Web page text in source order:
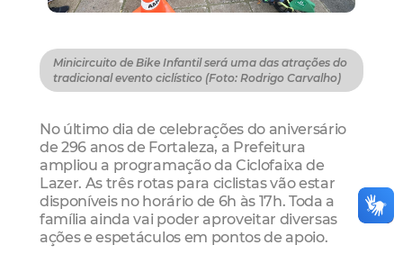
Minicircuito de Bike Infantil será uma das atrações do
tradicional evento ciclístico (Foto: Rodrigo Carvalho)
No último dia de celebrações do aniversário
de 296 anos de Fortaleza, a Prefeitura
ampliou a programação da Ciclofaixa de
Lazer. As três rotas para ciclistas vão estar
disponíveis no horário de 6h às 17h. Toda a
família ainda vai poder aproveitar diversas
ações e espetáculos em pontos de apoio.